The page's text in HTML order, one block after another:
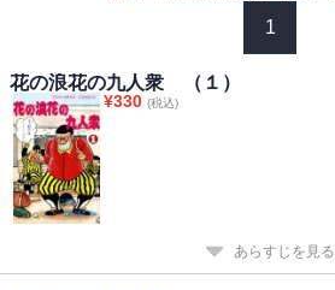
1
花の浪花の九人衆 （１）
¥330 (税込)
あらすじを見る